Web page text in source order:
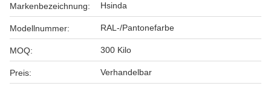
Markenbezeichnung: Hsinda
Modellnummer: RAL-/Pantonefarbe
MOQ: 300 Kilo
Preis: Verhandelbar